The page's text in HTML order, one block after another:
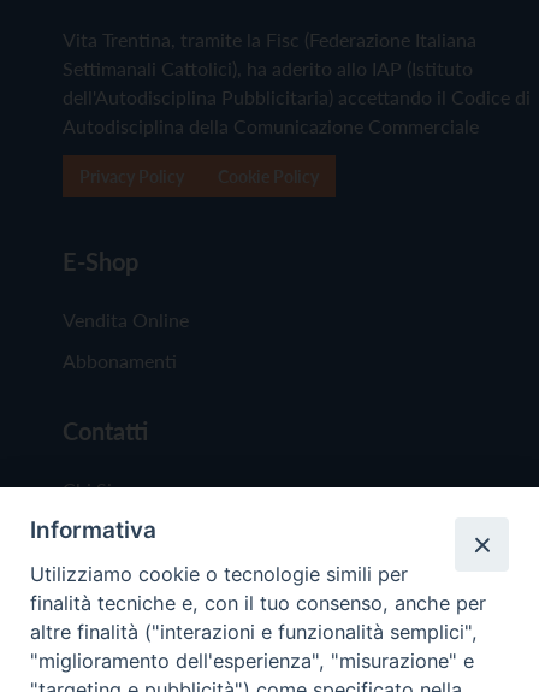
Vita Trentina, tramite la Fisc (Federazione Italiana
Settimanali Cattolici), ha aderito allo IAP (Istituto
dell'Autodisciplina Pubblicitaria) accettando il Codice di
Autodisciplina della Comunicazione Commerciale
E-Shop
Vendita Online
Abbonamenti
Contatti
Chi Siamo
Redazione
Scrivici
Informativa
Utilizziamo cookie o tecnologie simili per
finalità tecniche e, con il tuo consenso, anche per
altre finalità ("interazioni e funzionalità semplici",
"miglioramento dell'esperienza", "misurazione" e